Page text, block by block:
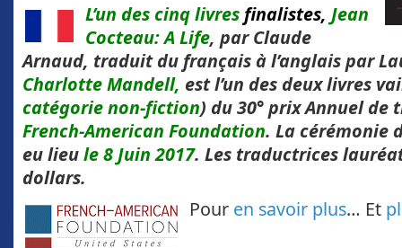
L’un des cinq livres finalistes, Jean
Cocteau: A Life, par Claude
Arnaud, traduit du français à l’anglais par
Charlotte Mandell, est l’un des deux livres
catégorie non-fiction) du 30° prix Annuel
French-American Foundation. La cérémonie
eu lieule 8 Juin 2017. Les traductrices
dollars.
Pour en savoir plus… Et